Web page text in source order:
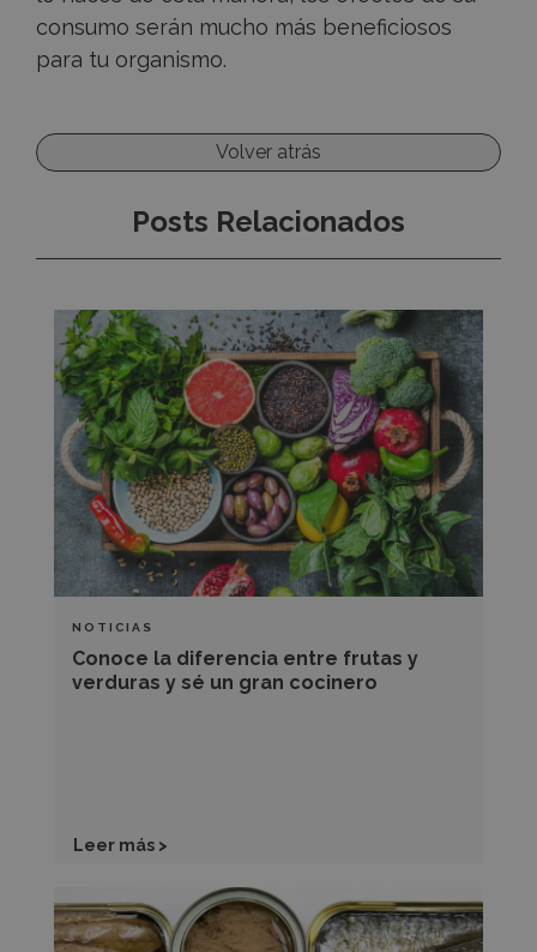
consumo serán mucho más beneficiosos
para tu organismo.
Volver atrás
Posts Relacionados
NOTICIAS
Conoce la diferencia entre frutas y
verduras y sé un gran cocinero
Conoce
la
diferencia
entre
frutas
verduras
un
gran
cocinero
Leer más >
Los
alimentos